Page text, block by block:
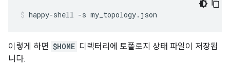
happy-shell -s my_topology.json
이렇게 하면 $HOME 디렉터리에 토폴로지 상태 파일이 저장됩
니다.